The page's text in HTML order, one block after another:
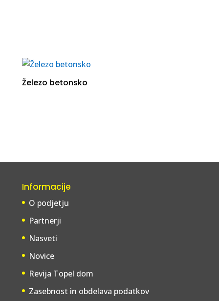
Železo betonsko
Informacije
O podjetju
Partnerji
Nasveti
Novice
Revija Topel dom
Zasebnost in obdelava podatkov